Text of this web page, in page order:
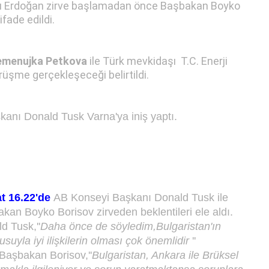
zirve başlamadan önce Başbakan Boyko
edildi.
Petkova ile Türk mevkidaşı T.C. Enerji
gerçekleşeceği belirtildi.
Donald Tusk Varna'ya iniş yaptı.
16.22'de AB Konseyi Başkanı Donald Tusk ile
Boyko Borisov zirveden beklentileri ele aldı.
Tusk,''Daha önce de söyledim,Bulgaristan'ın
iyi ilişkilerin olması çok önemlidir''
Borisov,''Bulgaristan, Ankara ile Brüksel